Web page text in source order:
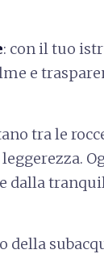
: con il tuo
e
tra le
dalla
della